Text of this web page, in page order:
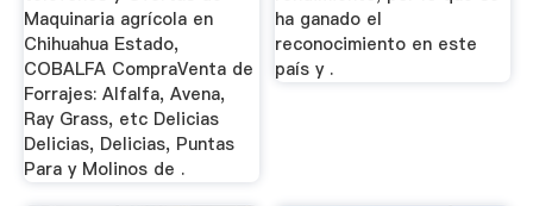
Maquinaria agrícola en
Chihuahua Estado,
COBALFA CompraVenta de
Forrajes: Alfalfa, Avena,
Ray Grass, etc Delicias
Delicias, Delicias, Puntas
Para y Molinos de .
ha ganado el
reconocimiento en este
país y .